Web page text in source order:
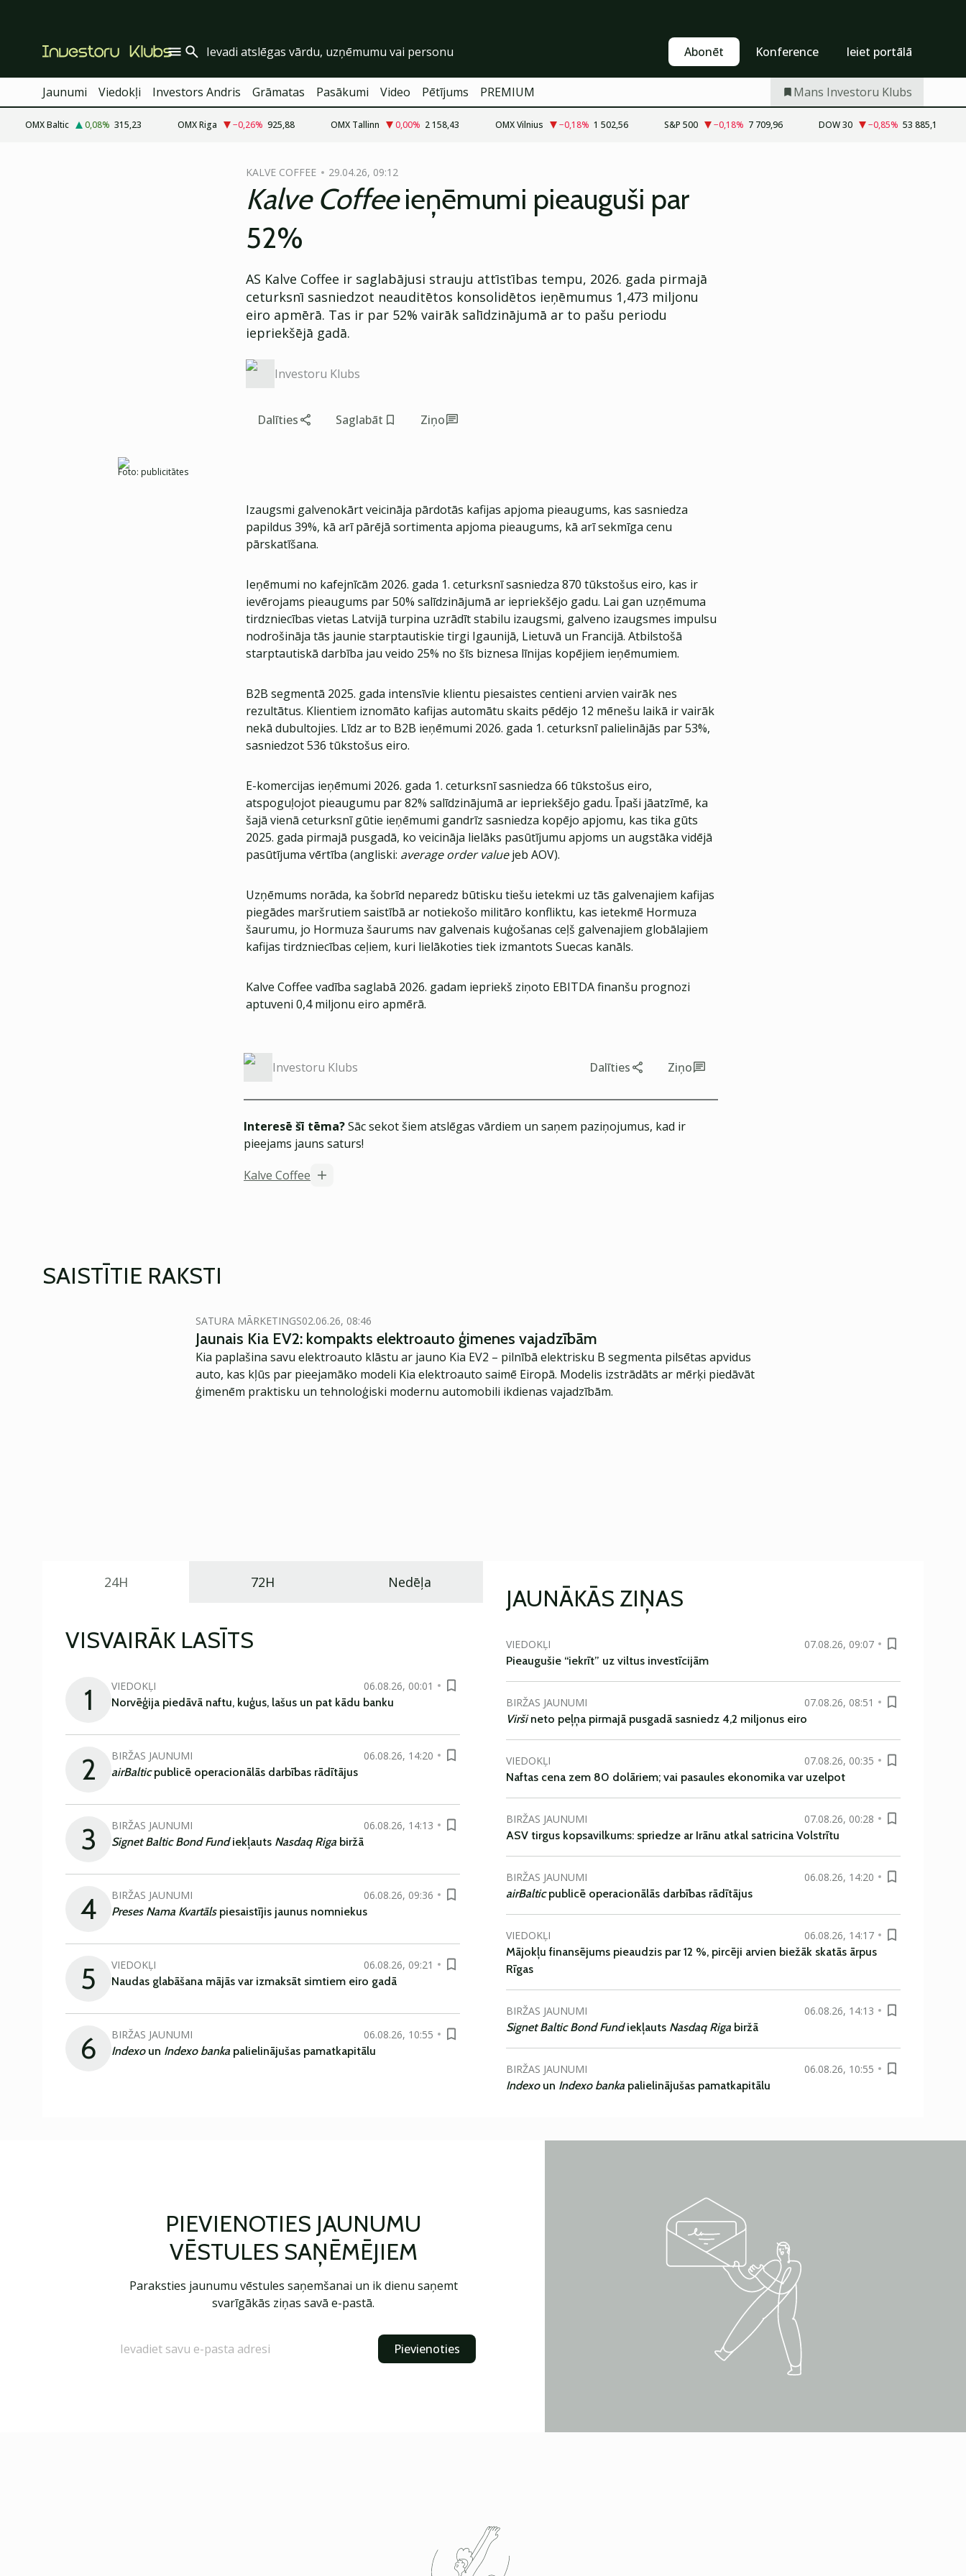
Abonēt Konference Ieiet portālā
Jaunumi Viedokļi Investors Andris Grāmatas Pasākumi Video Pētījums PREMIUM Mans Investoru Klubs
OMX Baltic 0,08% 315,23 OMX Riga −0,26% 925,88 OMX Tallinn 0,00% 2 158,43 OMX Vilnius −0,18% 1 502,56 S&P 500 −0,18% 7 709,96 DOW 30 −0,85% 53 885,1
KALVE COFFEE 29.04.26, 09:12
Kalve Coffeeieņēmumi pieauguši par
52%
AS Kalve Coffee ir saglabājusi strauju attīstības tempu, 2026. gada pirmajā
ceturksnī sasniedzot neauditētos konsolidētos ieņēmumus 1,473 miljonu
eiro apmērā. Tas ir par 52% vairāk salīdzinājumā ar to pašu periodu
iepriekšējā gadā.
Investoru Klubs
Dalīties Saglabāt Ziņo
Foto: publicitātes
Izaugsmi galvenokārt veicināja pārdotās kafijas apjoma pieaugums, kas sasniedza
papildus 39%, kā arī pārējā sortimenta apjoma pieaugums, kā arī sekmīga cenu
pārskatīšana.
Ieņēmumi no kafejnīcām 2026. gada 1. ceturksnī sasniedza 870 tūkstošus eiro, kas ir
ievērojams pieaugums par 50% salīdzinājumā ar iepriekšējo gadu. Lai gan uzņēmuma
tirdzniecības vietas Latvijā turpina uzrādīt stabilu izaugsmi, galveno izaugsmes impulsu
nodrošināja tās jaunie starptautiskie tirgi Igaunijā, Lietuvā un Francijā. Atbilstošā
starptautiskā darbība jau veido 25% no šīs biznesa līnijas kopējiem ieņēmumiem.
B2B segmentā 2025. gada intensīvie klientu piesaistes centieni arvien vairāk nes
rezultātus. Klientiem iznomāto kafijas automātu skaits pēdējo 12 mēnešu laikā ir vairāk
nekā dubultojies. Līdz ar to B2B ieņēmumi 2026. gada 1. ceturksnī palielinājās par 53%,
sasniedzot 536 tūkstošus eiro.
E-komercijas ieņēmumi 2026. gada 1. ceturksnī sasniedza 66 tūkstošus eiro,
atspoguļojot pieaugumu par 82% salīdzinājumā ar iepriekšējo gadu. Īpaši jāatzīmē, ka
šajā vienā ceturksnī gūtie ieņēmumi gandrīz sasniedza kopējo apjomu, kas tika gūts
2025. gada pirmajā pusgadā, ko veicināja lielāks pasūtījumu apjoms un augstāka vidējā
pasūtījuma vērtība (angliski: average order valuejeb AOV).
Uzņēmums norāda, ka šobrīd neparedz būtisku tiešu ietekmi uz tās galvenajiem kafijas
piegādes maršrutiem saistībā ar notiekošo militāro konfliktu, kas ietekmē Hormuza
šaurumu, jo Hormuza šaurums nav galvenais kuģošanas ceļš galvenajiem globālajiem
kafijas tirdzniecības ceļiem, kuri lielākoties tiek izmantots Suecas kanāls.
Kalve Coffee vadība saglabā 2026. gadam iepriekš ziņoto EBITDA finanšu prognozi
aptuveni 0,4 miljonu eiro apmērā.
Investoru Klubs Dalīties Ziņo
Interesē šī tēma?Sāc sekot šiem atslēgas vārdiem un saņem paziņojumus, kad ir
pieejams jauns saturs!
Kalve Coffee
SAISTĪTIE RAKSTI
SATURA MĀRKETINGS02.06.26, 08:46
Jaunais Kia EV2: kompakts elektroauto ģimenes vajadzībām
Kia paplašina savu elektroauto klāstu ar jauno Kia EV2 – pilnībā elektrisku B segmenta pilsētas apvidus
auto, kas kļūs par pieejamāko modeli Kia elektroauto saimē Eiropā. Modelis izstrādāts ar mērķi piedāvāt
ģimenēm praktisku un tehnoloģiski modernu automobili ikdienas vajadzībām.
24H 72H Nedēļa
VISVAIRĀK LASĪTS
1 VIEDOKĻI
06.08.26, 00:01
Norvēģija piedāvā naftu, kuģus, lašus un pat kādu banku
2 BIRŽAS JAUNUMI
06.08.26, 14:20
airBalticpublicē operacionālās darbības rādītājus
3 BIRŽAS JAUNUMI
06.08.26, 14:13
Signet Baltic Bond Fundiekļauts Nasdaq Riga biržā
4 BIRŽAS JAUNUMI
06.08.26, 09:36
Preses Nama Kvartāls piesaistījis jaunus nomniekus
5 VIEDOKĻI
06.08.26, 09:21
Naudas glabāšana mājās var izmaksāt simtiem eiro gadā
6 BIRŽAS JAUNUMI
06.08.26, 10:55
Indexoun Indexo banka palielinājušas pamatkapitālu
JAUNĀKĀS ZIŅAS
VIEDOKĻI
07.08.26, 09:07
Pieaugušie “iekrīt” uz viltus investīcijām
BIRŽAS JAUNUMI
07.08.26, 08:51
Viršineto peļņa pirmajā pusgadā sasniedz 4,2 miljonus eiro
VIEDOKĻI
07.08.26, 00:35
Naftas cena zem 80 dolāriem; vai pasaules ekonomika var uzelpot
BIRŽAS JAUNUMI
07.08.26, 00:28
ASV tirgus kopsavilkums: spriedze ar Irānu atkal satricina Volstrītu
BIRŽAS JAUNUMI
06.08.26, 14:20
airBalticpublicē operacionālās darbības rādītājus
VIEDOKĻI
06.08.26, 14:17
Mājokļu finansējums pieaudzis par 12 %, pircēji arvien biežāk skatās ārpus
Rīgas
BIRŽAS JAUNUMI
06.08.26, 14:13
Signet Baltic Bond Fundiekļauts Nasdaq Riga biržā
BIRŽAS JAUNUMI
06.08.26, 10:55
Indexoun Indexo banka palielinājušas pamatkapitālu
PIEVIENOTIES JAUNUMU
VĒSTULES SAŅĒMĒJIEM
Paraksties jaunumu vēstules saņemšanai un ik dienu saņemt
svarīgākās ziņas savā e-pastā.
Pievienoties